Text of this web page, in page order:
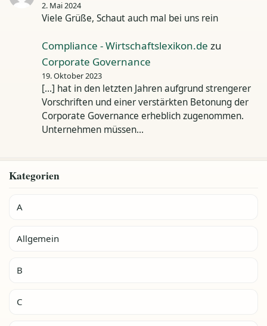
2. Mai 2024
Viele Grüße, Schaut auch mal bei uns rein
Compliance - Wirtschaftslexikon.de zu
Corporate Governance
19. Oktober 2023
[…] hat in den letzten Jahren aufgrund strengerer
Vorschriften und einer verstärkten Betonung der
Corporate Governance erheblich zugenommen.
Unternehmen müssen…
Kategorien
A
Allgemein
B
C